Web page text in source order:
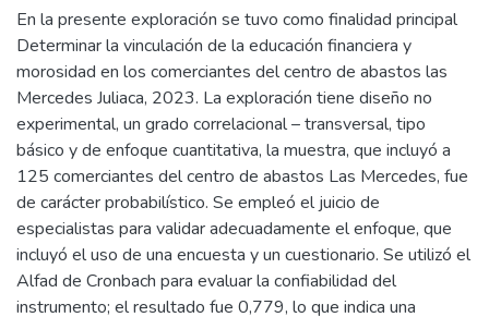
En la presente exploración se tuvo como finalidad principal
Determinar la vinculación de la educación financiera y
morosidad en los comerciantes del centro de abastos las
Mercedes Juliaca, 2023. La exploración tiene diseño no
experimental, un grado correlacional – transversal, tipo
básico y de enfoque cuantitativa, la muestra, que incluyó a
125 comerciantes del centro de abastos Las Mercedes, fue
de carácter probabilístico. Se empleó el juicio de
especialistas para validar adecuadamente el enfoque, que
incluyó el uso de una encuesta y un cuestionario. Se utilizó el
Alfad de Cronbach para evaluar la confiabilidad del
instrumento; el resultado fue 0,779, lo que indica una